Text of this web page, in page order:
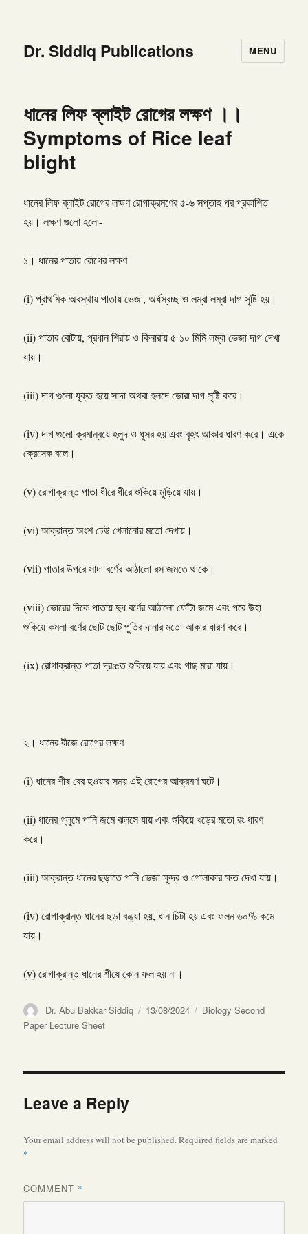
Dr. Siddiq Publications MENU
ধানের লিফ ব্লাইট রোগের লক্ষণ ।।
‍Symptoms of Rice leaf
blight
ধানের লিফ ব্লাইট রোগের লক্ষণ রোগাক্রমণের ৫-৬ সপ্তাহ পর প্রকাশিত
হয়। লক্ষণ গুলো হলো-
১। ধানের পাতায় রোগের লক্ষণ
(i) প্রাথমিক অবস্থায় পাতায় ভেজা, অর্ধস্বচ্ছ ও লম্বা লম্বা দাগ সৃষ্টি হয়।
(ii) পাতার বোটায়, প্রধান শিরায় ও কিনারায় ৫-১০ মিমি লম্বা ভেজা দাগ দেখা
যায়।
(iii) দাগ গুলো যুক্ত হয়ে সাদা অথবা হলদে ডোরা দাগ সৃষ্টি করে।
(iv) দাগ গুলো ক্রমান্বয়ে হলুদ ও ধুসর হয় এবং বৃহৎ আকার ধারণ করে। একে
ক্রেসেক বলে।
(v) রোগাক্রান্ত পাতা ধীরে ধীরে শুকিয়ে মুড়িয়ে যায়।
(vi) আক্রান্ত অংশ ঢেউ খেলানোর মতো দেখায়।
(vii) পাতার উপরে সাদা বর্ণের আঠালো রস জমতে থাকে।
(viii) ভোরের দিকে পাতায় দুধ বর্ণের আঠালো ফোঁটা জমে এবং পরে উহা
শুকিয়ে কমলা বর্ণের ছোট ছোট পুতির দানার মতো আকার ধারণ করে।
(ix) রোগাক্রান্ত পাতা দ্রæত শুকিয়ে যায় এবং গাছ মারা যায়।
২। ধানের বীজে রোগের লক্ষণ
(i) ধানের শীষ বের হওয়ার সময় এই রোগের আক্রমণ ঘটে।
(ii) ধানের গ্লুমে পানি জমে ঝলসে যায় এবং শুকিয়ে খড়ের মতো রং ধারণ
করে।
(iii) আক্রান্ত ধানের ছড়াতে পানি ভেজা ক্ষুদ্র ও গোলাকার ক্ষত দেখা যায়।
(iv) রোগাক্রান্ত ধানের ছড়া বন্ধ্যা হয়, ধান চিটা হয় এবং ফলন ৬০% কমে
যায়।
(v) রোগাক্রান্ত ধানের শীষে কোন ফল হয় না।
Author
Dr. Abu Bakkar Siddiq
Posted
13/08/2024 Categories
Biology Second
Paper Lecture Sheet
Leave a Reply
Your email address will not be published.Required fields are marked
*
COMMENT *